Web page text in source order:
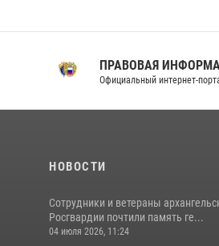
ПРАВОВАЯ
Официальный интернет-
НОВОСТИ
Сотрудники и ветераны
Росгвардии почтили память ге...
04 июля 2026, 11:24